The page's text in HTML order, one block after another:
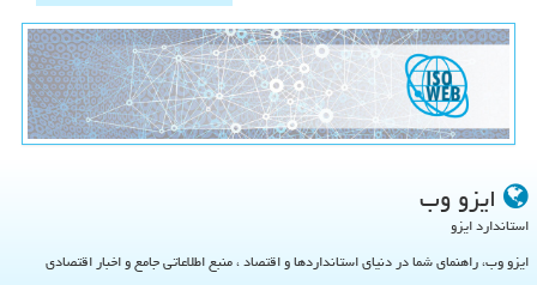
ایزو وب
استاندارد ایزو
ایزو وب، راهنمای شما در دنیای استانداردها و اقتصاد ، منبع اطلاعاتی جامع و اخبار اقتصادی